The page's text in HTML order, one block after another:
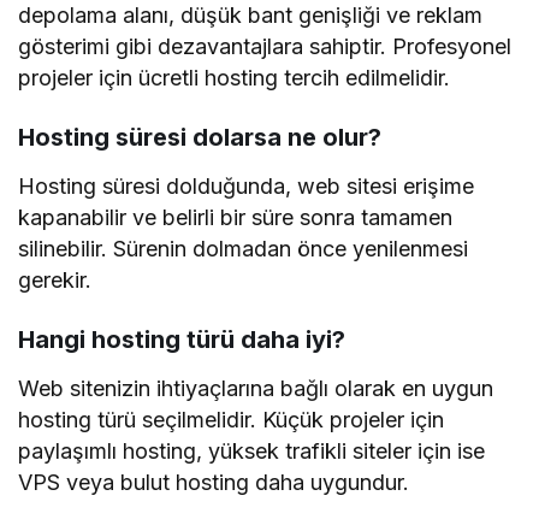
depolama alanı, düşük bant genişliği ve reklam
gösterimi gibi dezavantajlara sahiptir. Profesyonel
projeler için ücretli hosting tercih edilmelidir.
Hosting süresi dolarsa ne olur?
Hosting süresi dolduğunda, web sitesi erişime
kapanabilir ve belirli bir süre sonra tamamen
silinebilir. Sürenin dolmadan önce yenilenmesi
gerekir.
Hangi hosting türü daha iyi?
Web sitenizin ihtiyaçlarına bağlı olarak en uygun
hosting türü seçilmelidir. Küçük projeler için
paylaşımlı hosting, yüksek trafikli siteler için ise
VPS veya bulut hosting daha uygundur.